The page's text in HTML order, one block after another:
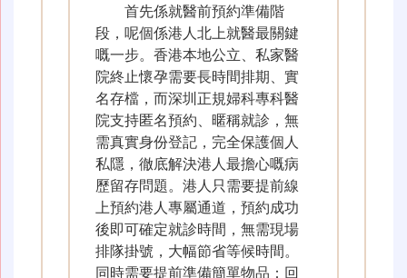
首先係就醫前預約準備階
段，呢個係港人北上就醫最關鍵
嘅一步。香港本地公立、私家醫
院終止懷孕需要長時間排期、實
名存檔，而深圳正規婦科專科醫
院支持匿名預約、暱稱就診，無
需真實身份登記，完全保護個人
私隱，徹底解決港人最擔心嘅病
歷留存問題。港人只需要提前線
上預約港人專屬通道，預約成功
後即可確定就診時間，無需現場
排隊掛號，大幅節省等候時間。
同時需要提前準備簡單物品：回